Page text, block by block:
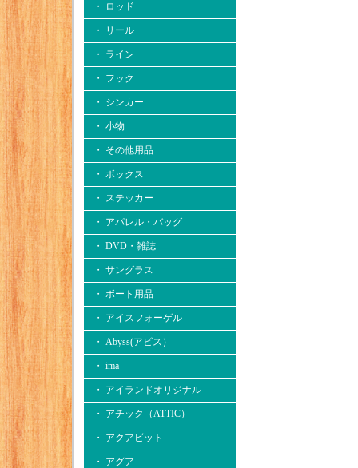
・ ロッド
・ リール
・ ライン
・ フック
・ シンカー
・ 小物
・ その他用品
・ ボックス
・ ステッカー
・ アパレル・バッグ
・ DVD・雑誌
・ サングラス
・ ボート用品
・ アイスフォーゲル
・ Abyss(アビス）
・ ima
・ アイランドオリジナル
・ アチック（ATTIC）
・ アクアビット
・ アグア